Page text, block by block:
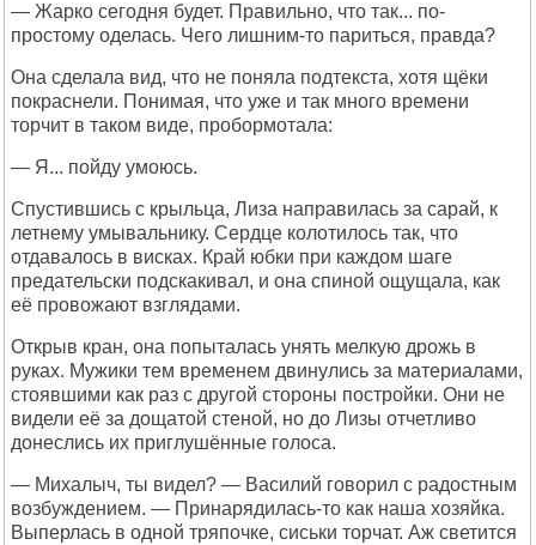
— Жарко сегодня будет. Правильно, что так... по-
простому оделась. Чего лишним-то париться, правда?
Она сделала вид, что не поняла подтекста, хотя щёки
покраснели. Понимая, что уже и так много времени
торчит в таком виде, пробормотала:
— Я... пойду умоюсь.
Спустившись с крыльца, Лиза направилась за сарай, к
летнему умывальнику. Сердце колотилось так, что
отдавалось в висках. Край юбки при каждом шаге
предательски подскакивал, и она спиной ощущала, как
её провожают взглядами.
Открыв кран, она попыталась унять мелкую дрожь в
руках. Мужики тем временем двинулись за материалами,
стоявшими как раз с другой стороны постройки. Они не
видели её за дощатой стеной, но до Лизы отчетливо
донеслись их приглушённые голоса.
— Михалыч, ты видел? — Василий говорил с радостным
возбуждением. — Принарядилась-то как наша хозяйка.
Выперлась в одной тряпочке, сиськи торчат. Аж светится